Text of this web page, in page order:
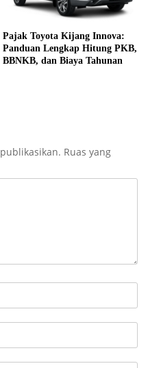
Pajak Toyota Kijang Innova:
Panduan Lengkap Hitung PKB,
BBNKB, dan Biaya Tahunan
Ruas yang